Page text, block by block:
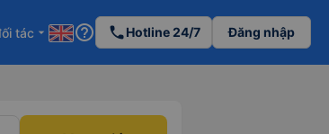
tác arrow_drop_down help_outline phoneHotline 24/7 Đăng nhập